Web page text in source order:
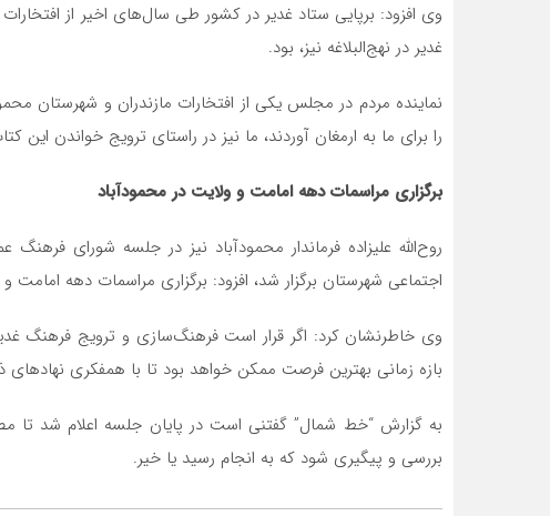
وی افزود: برپایی ستاد غدیر در کشور طی سال‌های اخیر از
غدیر در نهج‌البلاغه نیز، بود.
نماینده مردم در مجلس یکی از افتخارات مازندران و شهرستان
را برای ما به ارمغان آوردند، ما نیز در راستای ترویج خواندن این
برگزاری مراسمات دهه امامت و ولایت در محمودآباد
روح‌الله علیزاده فرماندار محمودآباد نیز در جلسه شورای
اجتماعی شهرستان برگزار شد، افزود: برگزاری مراسمات دهه امامت
وی خاطرنشان کرد: اگر قرار است فرهنگ‌سازی و ترویج فرهنگ
بازه زمانی بهترین فرصت ممکن خواهد بود تا با همفکری
به گزارش “خط شمال” گفتنی است در پایان جلسه اعلام شد
بررسی و پیگیری شود که به انجام رسید یا خیر.